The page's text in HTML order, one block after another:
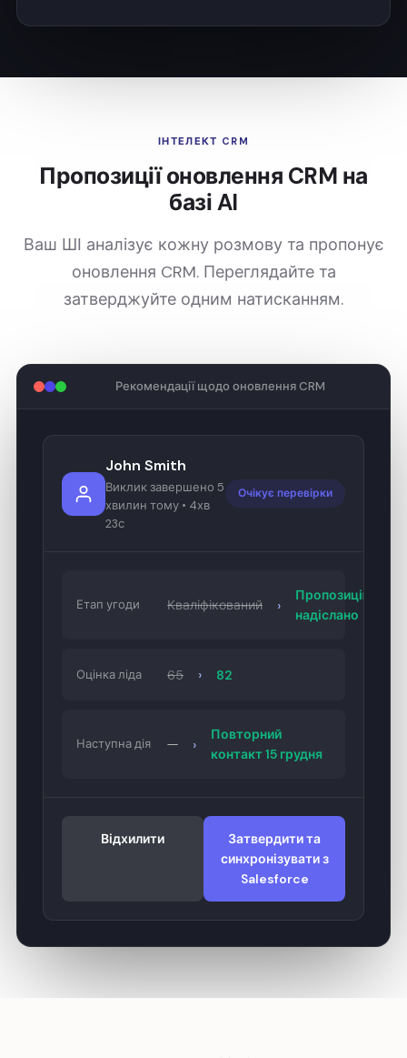
ІНТЕЛЕКТ CRM
Пропозиції оновлення CRM на
базі AI
Ваш ШІ аналізує кожну розмову та пропонує
оновлення CRM. Переглядайте та
затверджуйте одним натисканням.
Рекомендації щодо оновлення CRM
John Smith
Виклик завершено 5
хвилин тому • 4хв
23с
Очікує перевірки
Етап угоди Кваліфікований ›
Пропозицію
надіслано
Оцінка ліда 65 › 82
Наступна дія — ›
Повторний
контакт 15 грудня
Відхилити
Затвердити та
синхронізувати з
Salesforce